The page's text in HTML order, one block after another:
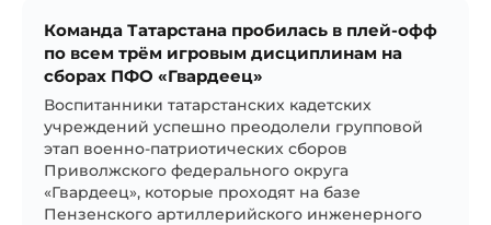
Команда Татарстана пробилась в плей-офф
по всем трём игровым дисциплинам на
сборах ПФО «Гвардеец»
Воспитанники татарстанских кадетских
учреждений успешно преодолели групповой
этап военно-патриотических сборов
Приволжского федерального округа
«Гвардеец», которые проходят на базе
Пензенского артиллерийского инженерного